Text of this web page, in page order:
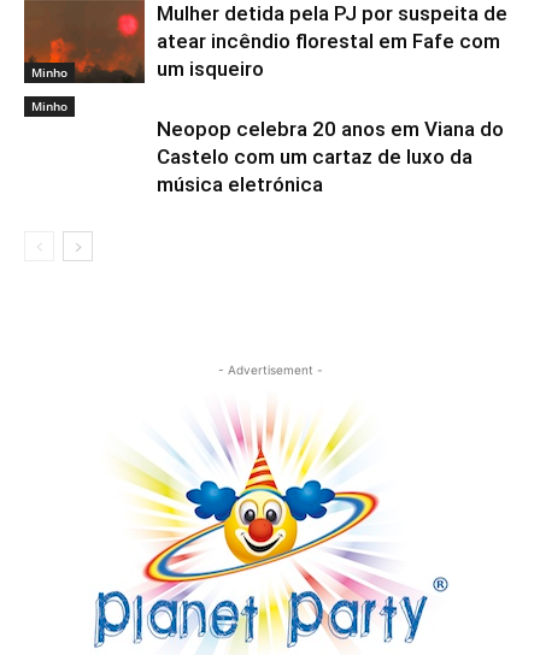
Minho
Mulher detida pela PJ por suspeita de
atear incêndio florestal em Fafe com
um isqueiro
Minho
Neopop celebra 20 anos em Viana do
Castelo com um cartaz de luxo da
música eletrónica
- Advertisement -